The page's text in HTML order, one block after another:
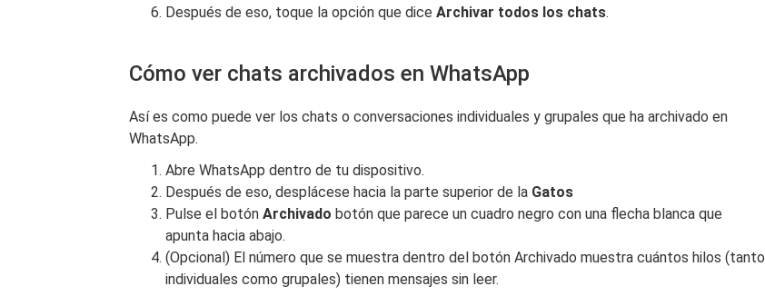
Después de eso, toque la opción que dice Archivar todos los chats.
Cómo ver chats archivados en WhatsApp
Así es como puede ver los chats o conversaciones individuales y grupales que ha archivado en
WhatsApp.
Abre WhatsApp dentro de tu dispositivo.
Después de eso, desplácese hacia la parte superior de la Gatos
Pulse el botón Archivado botón que parece un cuadro negro con una flecha blanca que
apunta hacia abajo.
(Opcional) El número que se muestra dentro del botón Archivado muestra cuántos hilos (tanto
individuales como grupales) tienen mensajes sin leer.